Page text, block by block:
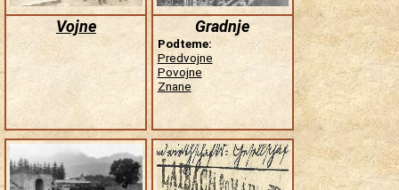
Vojne Gradnje
Podteme:
Predvojne
Povojne
Znane